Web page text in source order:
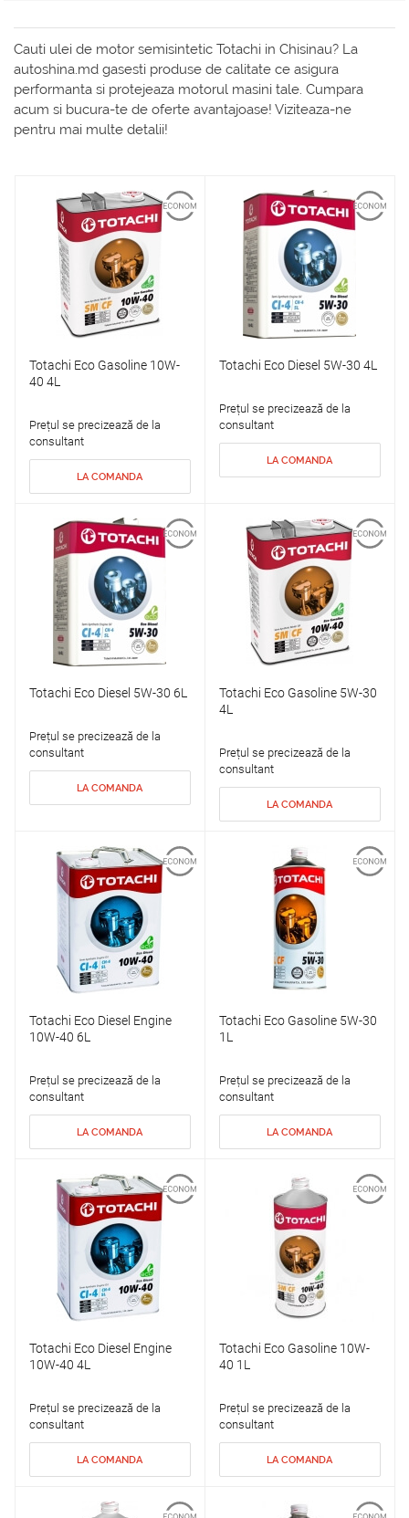
Cauti ulei de motor semisintetic Totachi in Chisinau? La
autoshina.md gasesti produse de calitate ce asigura
performanta si protejeaza motorul masini tale. Cumpara
acum si bucura-te de oferte avantajoase! Viziteaza-ne
pentru mai multe detalii!
Totachi Eco Gasoline 10W-
40 4L
Prețul se precizează de la
consultant
LA COMANDA
Totachi Eco Diesel 5W-30 4L
Prețul se precizează de la
consultant
LA COMANDA
Totachi Eco Diesel 5W-30 6L
Prețul se precizează de la
consultant
LA COMANDA
Totachi Eco Gasoline 5W-30
4L
Prețul se precizează de la
consultant
LA COMANDA
Totachi Eco Diesel Engine
10W-40 6L
Prețul se precizează de la
consultant
LA COMANDA
Totachi Eco Gasoline 5W-30
1L
Prețul se precizează de la
consultant
LA COMANDA
Totachi Eco Diesel Engine
10W-40 4L
Prețul se precizează de la
consultant
LA COMANDA
Totachi Eco Gasoline 10W-
40 1L
Prețul se precizează de la
consultant
LA COMANDA